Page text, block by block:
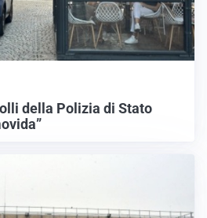
della Polizia di Stato